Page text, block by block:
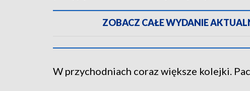
ZOBACZ CAŁE WYDANIE
W przychodniach coraz większe kolejki.